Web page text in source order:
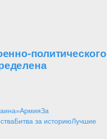
политического
АрмияЗа
Битва за историюЛучшие